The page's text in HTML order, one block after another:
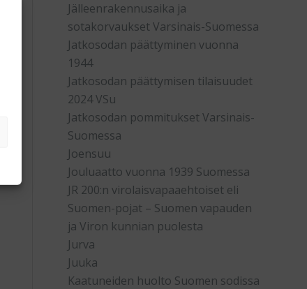
Jälleenrakennusaika ja
sotakorvaukset Varsinais-Suomessa
Jatkosodan päättyminen vuonna
1944
Jatkosodan päättymisen tilaisuudet
2024 VSu
Jatkosodan pommitukset Varsinais-
Suomessa
Joensuu
Jouluaatto vuonna 1939 Suomessa
JR 200:n virolaisvapaaehtoiset eli
Suomen-pojat – Suomen vapauden
ja Viron kunnian puolesta
Jurva
Juuka
Kaatuneiden huolto Suomen sodissa